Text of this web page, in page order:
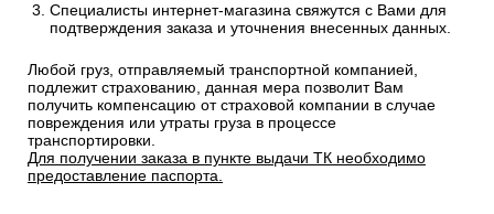
Специалисты интернет-магазина свяжутся с Вами для
подтверждения заказа и уточнения внесенных данных.
Любой груз, отправляемый транспортной компанией,
подлежит страхованию, данная мера позволит Вам
получить компенсацию от страховой компании в случае
повреждения или утраты груза в процессе
транспортировки.
Для получении заказа в пункте выдачи ТК необходимо
предоставление паспорта.